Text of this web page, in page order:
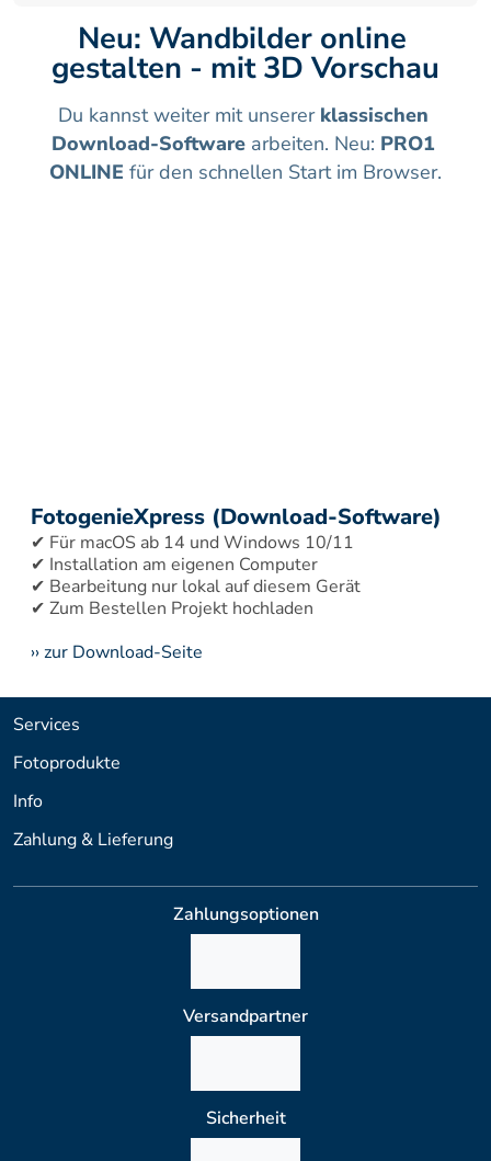
Neu: Wandbilder online
gestalten - mit 3D Vorschau
Du kannst weiter mit unserer klassischen
Download-Software arbeiten. Neu: PRO1
ONLINE für den schnellen Start im Browser.
FotogenieXpress (Download-Software)
✔ Für macOS ab 14 und Windows 10/11
✔ Installation am eigenen Computer
✔ Bearbeitung nur lokal auf diesem Gerät
›› zur Download-Seite
Services
Fotoprodukte
Info
Zahlung & Lieferung
Zahlungsoptionen
Versandpartner
Sicherheit